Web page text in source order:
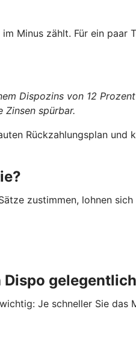
im Minus zählt. Für ein paar
Dispozins von 12
Zinsen spürbar.
Rückzahlungsplan
zustimmen, lohnen
Je schneller Sie das